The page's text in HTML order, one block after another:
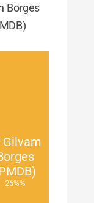
Borges
Gilvam
26%%